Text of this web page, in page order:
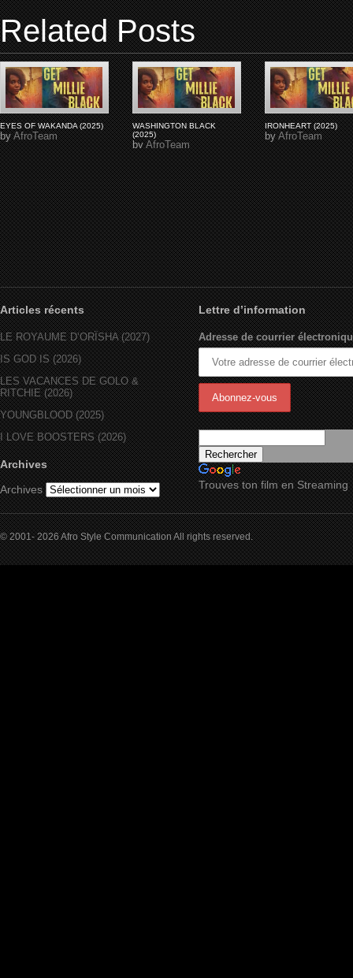
Related Posts
EYES OF WAKANDA (2025)
byAfroTeam
WASHINGTON BLACK
(2025)
byAfroTeam
IRONHEART (2025)
byAfroTeam
Articles récents
LE ROYAUME D’ORÏSHA (2027)
IS GOD IS (2026)
LES VACANCES DE GOLO &
RITCHIE (2026)
YOUNGBLOOD (2025)
I LOVE BOOSTERS (2026)
Archives
Archives
Lettre d’information
Adresse de courrier
Trouves ton film en Streaming
© 2001- 2026 Afro Style Communication All rights reserved.